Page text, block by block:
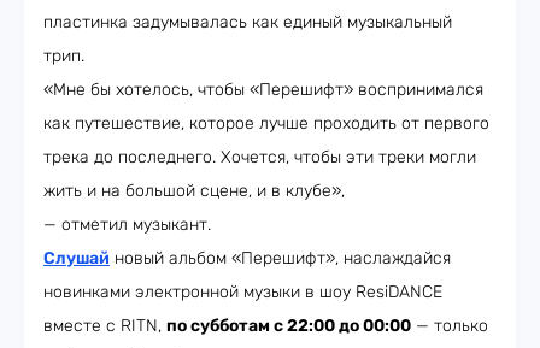
пластинка задумывалась как единый музыкальный
трип.
«Мне бы хотелось, чтобы «Перешифт» воспринимался
как путешествие, которое лучше проходить от первого
трека до последнего. Хочется, чтобы эти треки могли
жить и на большой сцене, и в клубе»,
— отметил музыкант.
Слушай новый альбом «Перешифт», наслаждайся
новинками электронной музыки в шоу ResiDANCE
вместе с RITN, по субботам с 22:00 до 00:00 — только